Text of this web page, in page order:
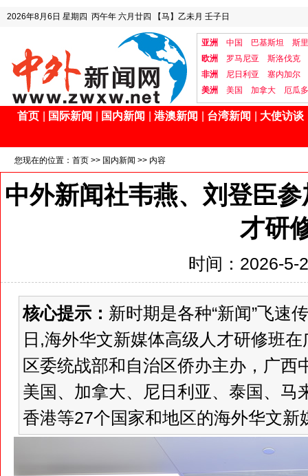
2026年8月6日 星期四 丙午年 六月廿四 【马】乙未月 壬子日
亚洲 中国 巴基斯坦
斯
欧洲
罗马尼亚
斯洛伐克
非洲
尼日利亚
塞内加尔
美洲
美国 加拿大 厄瓜
首页 国际新闻 国内新闻 港澳新闻 台湾新闻 大使访谈
您现在的位置： 首页 >> 国内新闻 >> 内容
中外新闻社韦燕、刘登臣
才研
时间：2026-5-
核心提示： 新时期是各种“新闻”飞速
日,海外华文新媒体高级人才研修班
区委统战部和自治区侨办主办，广西
美国、加拿大、尼日利亚、泰国、马
香港等27个国家和地区的海外华文新